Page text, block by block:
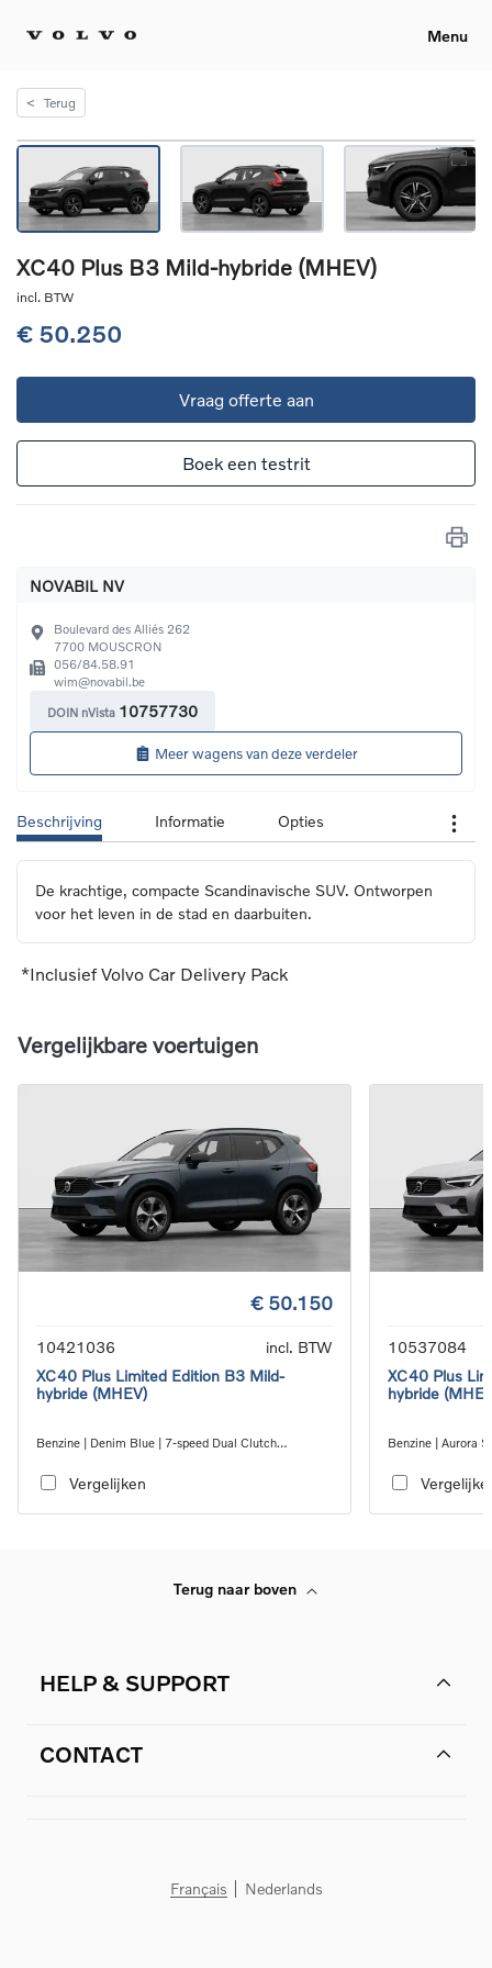
Menu
< Terug
XC40 Plus B3 Mild-hybride (MHEV)
incl. BTW
€ 50.250
Vraag offerte aan
Boek een testrit
NOVABIL NV
Boulevard des Alliés 262
7700 MOUSCRON
056/84.58.91
wim@novabil.be
DOIN nVista 10757730
Meer wagens van deze verdeler
Beschrijving Informatie Opties
De krachtige, compacte Scandinavische SUV. Ontworpen
voor het leven in de stad en daarbuiten.
*Inclusief Volvo Car Delivery Pack
Vergelijkbare voertuigen
€ 50.150
10421036
incl. BTW
XC40 Plus Limited Edition B3 Mild-
hybride (MHEV)
Benzine | Denim Blue | 7-speed Dual Clutch
Vergelijken
10537084
XC40 Plus
hybride
Benzine | Aurora
Terug naar boven
HELP & SUPPORT
CONTACT
Français Nederlands